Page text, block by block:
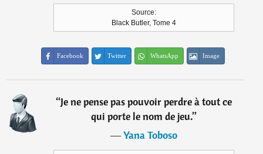
Source:
Black Butler, Tome 4
Facebook Twitter WhatsApp Image
“Je ne pense pas pouvoir perdre à tout ce
qui porte le nom de jeu.”
―Yana Toboso